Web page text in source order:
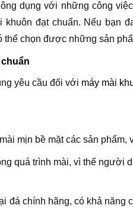
dụng với những công
đạt chuẩn. Nếu bạn
thể chọn được những sản
yêu cầu đối với máy mài
mịn bề mặt các sản phẩm,
quá trình mài, vì thế người
chính hãng, có khả năng